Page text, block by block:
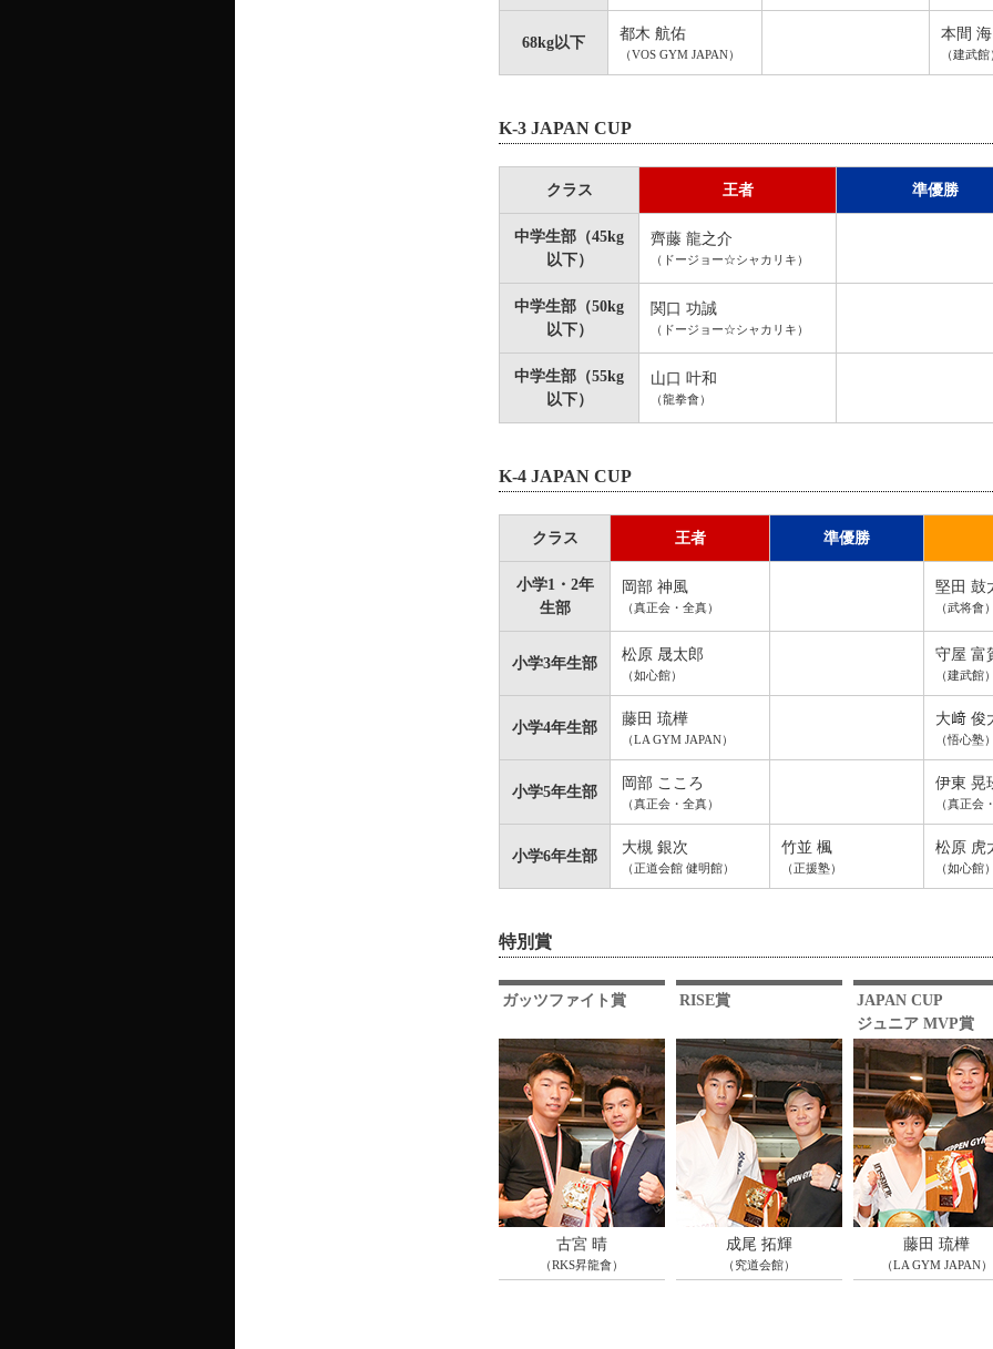
68kg以下
都木 航佑
（VOS GYM JAPAN）
本間 海
（建武館
K-3 JAPAN CUP
クラス 王者 準優勝
中学生部（45kg
以下）
齊藤 龍之介
（ドージョー☆シャカリキ）
中学生部（50kg
以下）
関口 功誠
（ドージョー☆シャカリキ）
中学生部（55kg
以下）
山口 叶和
（龍拳會）
K-4 JAPAN CUP
クラス 王者 準優勝
小学1・2年
生部
岡部 神風
（真正会・全真）
堅田 鼓
（武将會
小学3年生部
松原 晟太郎
（如心館）
守屋 富
（建武館
小学4年生部
藤田 琉樺
（LA GYM JAPAN）
大﨑 俊
（悟心塾
小学5年生部
岡部 こころ
（真正会・全真）
伊東 晃
（真正会
小学6年生部
大槻 銀次
（正道会館 健明館）
竹並 楓
（正援塾）
松原 虎
（如心館
特別賞
ガッツファイト賞
古宮 晴
（RKS昇龍會）
RISE賞
成尾 拓輝
（究道会館）
JAPAN CUP
ジュニア MVP賞
藤田 琉樺
（LA GYM JAPAN）